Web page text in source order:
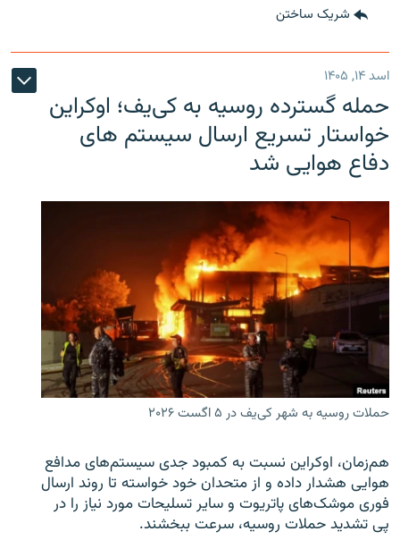
شریک ساختن
اسد ۱۴, ۱۴۰۵
حمله گسترده روسیه به کی‌یف؛ اوکراین
خواستار تسریع ارسال سیستم های
دفاع هوایی شد
حملات روسیه به شهر کی‌یف در ۵ اگست ۲۰۲۶
هم‌زمان، اوکراین نسبت به کمبود جدی سیستم‌های مدافع
هوایی هشدار داده و از متحدان خود خواسته تا روند ارسال
فوری موشک‌های پاتریوت و سایر تسلیحات مورد نیاز را در
پی تشدید حملات روسیه، سرعت ببخشند.